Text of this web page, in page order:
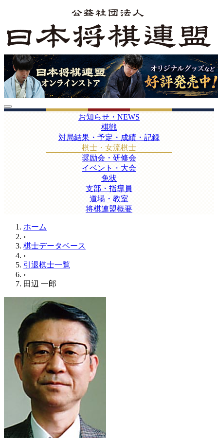
お知らせ・NEWS
棋戦
対局結果・予定・成績・記録
棋士・女流棋士
奨励会・研修会
イベント・大会
免状
支部・指導員
道場・教室
将棋連盟概要
ホーム
›
棋士データベース
›
引退棋士一覧
›
田辺 一郎